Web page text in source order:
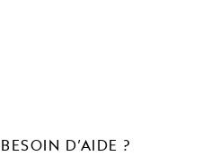
BESOIN D’AIDE ?